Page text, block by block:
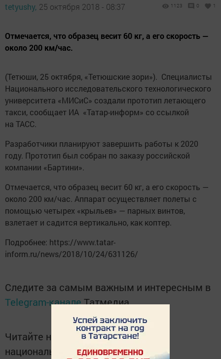
tetyushy, 25 октября 2018 - 08:37 1123 0 1
Отмечается, что образец весит 60 кг, а его скорость —
около 200 км/час.
(Тетюши, 25 октября, «Тетюшские зори»). Специалисты
Национального исследовательского технологического
университета «МИСиС» создали прототип летающего
такси, сообщает ИА «Татар-информ» со ссылкой
на ТАСС.
Разработчики планируют завершить работы к 2020
году. Прототип был собран по заказу российской
компании «Бартини».
Отмечается, что образец весит 60 кг, а его скорость —
около 200 км/час. Аппарат осуществляет полеты с
помощью четырех «крыльев» — парных винтов,
взлетает и садится вертикально, как коптер.
Подробнее: https://www.tatar-
inform.ru/news/2018/10/24/631126/
Следите за самым важным и интересным в
Telegram-каналеТатмедиа
Читайте новости Татарстана в
национальном мессенджере MАХ: